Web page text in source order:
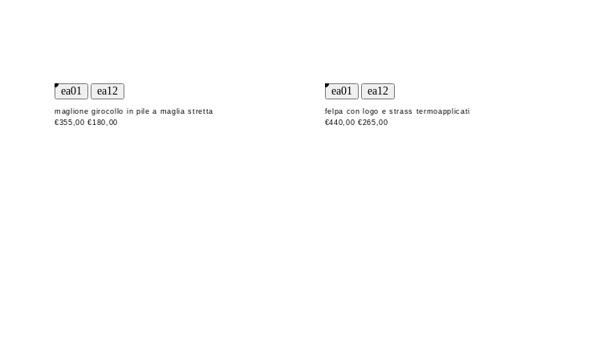
maglione girocollo in pile a maglia stretta
€355,00 €180,00
felpa con logo e strass termoapplicati
€440,00 €265,00